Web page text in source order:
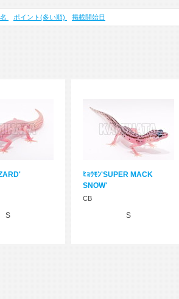
ポイント(多い順) 掲載開始日
S
ﾋｮｳﾓﾝ'SUPER MACK
SNOW'
CB
S